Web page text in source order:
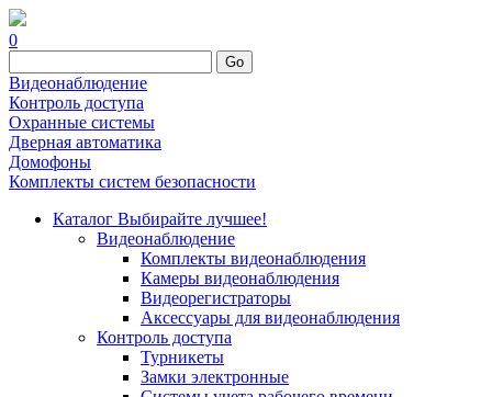
0
Go
Видеонаблюдение
Контроль доступа
Охранные системы
Дверная автоматика
Домофоны
Комплекты систем безопасности
Каталог Выбирайте лучшее!
Видеонаблюдение
Комплекты видеонаблюдения
Камеры видеонаблюдения
Видеорегистраторы
Аксессуары для видеонаблюдения
Контроль доступа
Турникеты
Замки электронные